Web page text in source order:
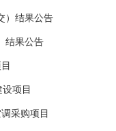
）结果公告
结果公告
项目
采购项目